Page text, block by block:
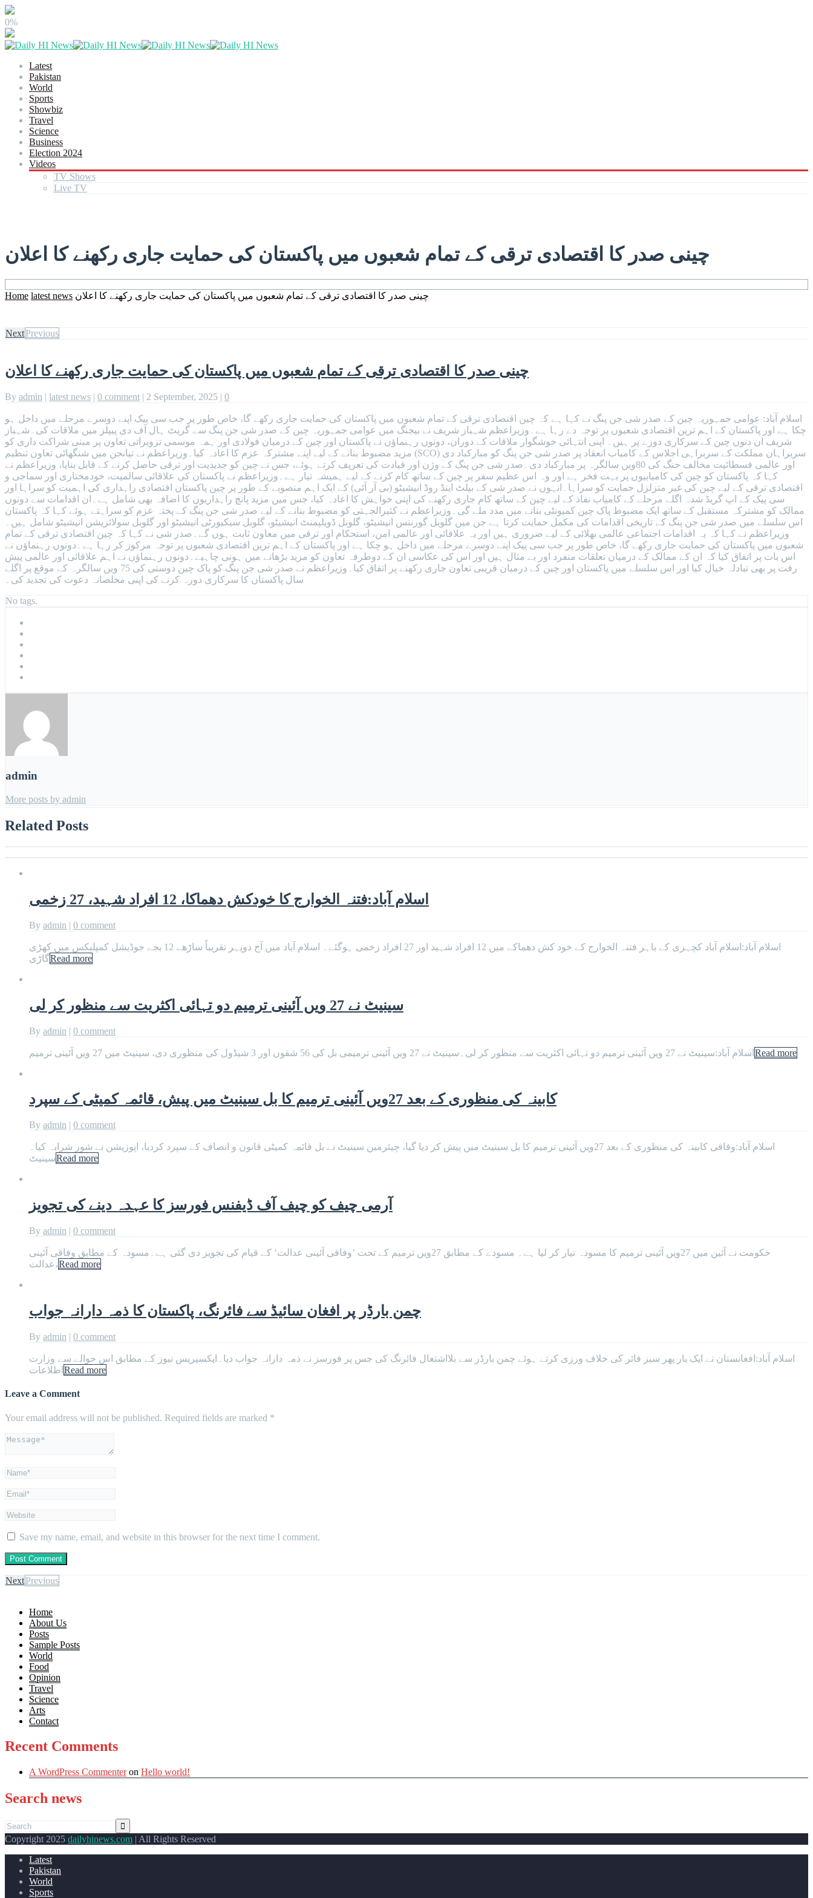
0%
Latest
Pakistan
World
Sports
Showbiz
Travel
Science
Business
Election 2024
Videos
TV Shows
Live TV
چینی صدر کا اقتصادی ترقی کے تمام شعبوں میں پاکستان کی حمایت جاری رکھنے کا اعلان
Home latest news چینی صدر کا اقتصادی ترقی کے تمام شعبوں میں پاکستان کی حمایت جاری رکھنے کا اعلان
NextPrevious
چینی صدر کا اقتصادی ترقی کے تمام شعبوں میں پاکستان کی حمایت جاری رکھنے کا اعلان
By admin | latest news | 0 comment | 2 September, 2025 | 0
اسلام آباد: عوامی جمہوریہ چین کے صدر شی جن پنگ نے کہا ہے کہ چین اقتصادی ترقی کے تمام شعبوں میں پاکستان کی حمایت جاری رکھے گا، خاص طور پر جب سی پیک اپنے دوسرے مرحلے میں داخل ہو
چکا ہے اور پاکستان کے اہم ترین اقتصادی شعبوں پر توجہ دے رہا ہے۔وزیراعظم شہباز شریف نے بیجنگ میں عوامی جمہوریہ چین کے صدر شی جن پنگ سے گریٹ ہال آف دی پیپلز میں ملاقات کی۔شہباز
شریف ان دنوں چین کے سرکاری دورے پر ہیں۔ اپنی انتہائی خوشگوار ملاقات کے دوران، دونوں رہنماؤں نے پاکستان اور چین کے درمیان فولادی اور ہمہ موسمی تزویراتی تعاون پر مبنی شراکت داری کو
مزید مضبوط بنانے کے لیے اپنے مشترکہ عزم کا اعادہ کیا۔وزیراعظم نے تیانجن میں شنگھائی تعاون تنظیم (SCO) سربراہان مملکت کے سربراہی اجلاس کے کامیاب انعقاد پر صدر شی جن پنگ کو مبارکباد دی
اور عالمی فسطائیت مخالف جنگ کی 80ویں سالگرہ پر مبارکباد دی۔صدر شی جن پنگ کے وژن اور قیادت کی تعریف کرتے ہوئے، جس نے چین کو جدیدیت اور ترقی حاصل کرنے کے قابل بنایا، وزیراعظم نے
کہا کہ پاکستان کو چین کی کامیابیوں پر بہت فخر ہے اور وہ اس عظیم سفر پر چین کے ساتھ کام کرنے کے لیے ہمیشہ تیار ہے۔وزیراعظم نے پاکستان کی علاقائی سالمیت، خودمختاری اور سماجی و
اقتصادی ترقی کے لیے چین کی غیر متزلزل حمایت کو سراہا۔انہوں نے صدر شی کے بیلٹ اینڈ روڈ انیشیٹو (بی آر آئی) کے ایک اہم منصوبے کے طور پر چین پاکستان اقتصادی راہداری کی اہمیت کو سراہا اور
سی پیک کے اپ گریڈ شدہ اگلے مرحلے کے کامیاب نفاذ کے لیے چین کے ساتھ کام جاری رکھنے کی اپنی خواہش کا اعادہ کیا، جس میں مزید پانچ راہداریوں کا اضافہ بھی شامل ہے۔ان اقدامات سے دونوں
ممالک کو مشترکہ مستقبل کے ساتھ ایک مضبوط پاک چین کمیونٹی بنانے میں مدد ملے گی۔وزیراعظم نے کثیرالجہتی کو مضبوط بنانے کے لیے صدر شی جن پنگ کے پختہ عزم کو سراہتے ہوئے کہا کہ پاکستان
اس سلسلے میں صدر شی جن پنگ کے تاریخی اقدامات کی مکمل حمایت کرتا ہے جن میں گلوبل گورننس انیشیٹو، گلوبل ڈویلپمنٹ انیشیٹو، گلوبل سیکیورٹی انیشیٹو اور گلوبل سولائزیشن انیشیٹو شامل ہیں۔
وزیراعظم نے کہا کہ یہ اقدامات اجتماعی عالمی بھلائی کے لیے ضروری ہیں اور یہ علاقائی اور عالمی امن، استحکام اور ترقی میں معاون ثابت ہوں گے۔صدر شی نے کہا کہ چین اقتصادی ترقی کے تمام
شعبوں میں پاکستان کی حمایت جاری رکھے گا، خاص طور پر جب سی پیک اپنے دوسرے مرحلے میں داخل ہو چکا ہے اور پاکستان کے اہم ترین اقتصادی شعبوں پر توجہ مرکوز کر رہا ہے۔دونوں رہنماؤں نے
اس بات پر اتفاق کیا کہ ان کے ممالک کے درمیان تعلقات منفرد اور بے مثال ہیں اور اس کی عکاسی ان کے دوطرفہ تعاون کو مزید بڑھانے میں ہونی چاہیے۔دونوں رہنماؤں نے اہم علاقائی اور عالمی پیش
رفت پر بھی تبادلہ خیال کیا اور اس سلسلے میں پاکستان اور چین کے درمیان قریبی تعاون جاری رکھنے پر اتفاق کیا۔وزیراعظم نے صدر شی جن پنگ کو پاک چین دوستی کی 75 ویں سالگرہ کے موقع پر اگلے
سال پاکستان کا سرکاری دورہ کرنے کی اپنی مخلصانہ دعوت کی تجدید کی۔
No tags.
admin
More posts by admin
Related Posts
اسلام آباد:فتنہ الخوارج کا خودکش دھماکا، 12 افراد شہید، 27 زخمی
By admin | 0 comment
اسلام آباد:اسلام آباد کچہری کے باہر فتنہ الخوارج کے خود کش دھماکے میں 12 افراد شہید اور 27 افراد زخمی ہوگئے۔ اسلام آباد میں آج دوپہر تقریباً ساڑھے 12 بجے جوڈیشل کمپلیکس میں کھڑی
گاڑیRead more
سینیٹ نے 27 ویں آئینی ترمیم دو تہائی اکثریت سے منظور کر لی
By admin | 0 comment
اسلام آباد:سینیٹ نے 27 ویں آئینی ترمیم دو تہائی اکثریت سے منظور کر لی۔سینیٹ نے 27 ویں آئینی ترمیمی بل کی 56 شقوں اور 3 شیڈول کی منظوری دی، سینیٹ میں 27 ویں آئینی ترمیم Read more
کابینہ کی منظوری کے بعد 27ویں آئینی ترمیم کا بل سینیٹ میں پیش، قائمہ کمیٹی کے سپرد
By admin | 0 comment
اسلام آباد:وفاقی کابینہ کی منظوری کے بعد 27ویں آئینی ترمیم کا بل سینیٹ میں پیش کر دیا گیا، چیئرمین سینیٹ نے بل قائمہ کمیٹی قانون و انصاف کے سپرد کردیا، اپوزیشن نے شور شرابہ کیا۔
سینیٹRead more
آرمی چیف کو چیف آف ڈیفنس فورسز کا عہدہ دینے کی تجویز
By admin | 0 comment
حکومت نے آئین میں 27ویں آئینی ترمیم کا مسودہ تیار کر لیا ہے۔ مسودے کے مطابق 27ویں ترمیم کے تحت ’وفاقی آئینی عدالت‘ کے قیام کی تجویز دی گئی ہے۔مسودہ کے مطابق وفاقی آئینی
عدالت،Read more
چمن بارڈر پر افغان سائیڈ سے فائرنگ، پاکستان کا ذمہ دارانہ جواب
By admin | 0 comment
اسلام آباد:افغانستان نے ایک بار پھر سیز فائر کی خلاف ورزی کرتے ہوئے چمن بارڈر سے بلااشتعال فائرنگ کی جس پر فورسز نے ذمہ دارانہ جواب دیا۔ایکسپریس نیوز کے مطابق اس حوالے سے وزارت
اطلاعات Read more
Leave a Comment
Your email address will not be published. Required fields are marked *
Save my name, email, and website in this browser for the next time I comment.
NextPrevious
Home
About Us
Posts
Sample Posts
World
Food
Opinion
Travel
Science
Arts
Contact
Recent Comments
A WordPress Commenteron Hello world!
Search news
Copyright 2025 dailyhinews.com | All Rights Reserved
Latest
Pakistan
World
Sports